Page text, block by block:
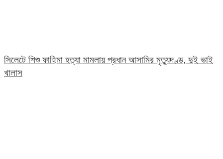
সিলেটে শিশু ফাহিমা হত্যা মামলায় প্রধান আসামির মৃত্যুদণ্ড, দুই ভাই
খালাস